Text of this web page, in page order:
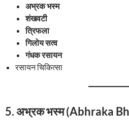
अभ्रक भस्म
शंखवटी
त्रिफला
गिलोय सत्व
गंधक रसायन
रसायन चिकित्सा
5.अभ्रक भस्म (Abhraka